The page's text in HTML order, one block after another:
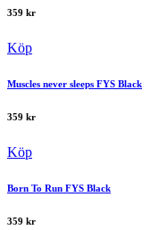
359 kr
Köp
Muscles never sleeps FYS Black
359 kr
Köp
Born To Run FYS Black
359 kr